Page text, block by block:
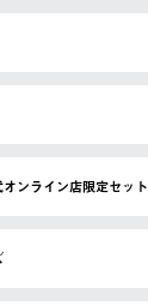
ンライン店限定セット